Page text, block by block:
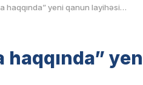
Milli Məclis “Media haqqında” yeni qanun layihəsini müzakirə edir